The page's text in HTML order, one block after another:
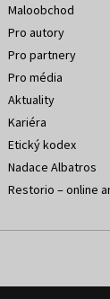
Maloobchod
Pro autory
Pro partnery
Pro média
Aktuality
Kariéra
Etický kodex
Nadace Albatros
Restorio – online